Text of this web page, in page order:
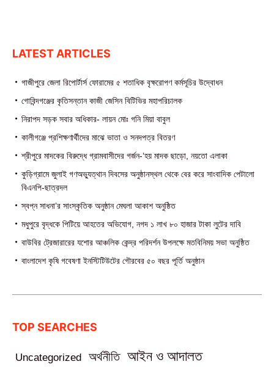
LATEST ARTICLES
গাজীপুরে জেলা রিপোর্টার্স ফোরামের ৫ শতাধিক বৃক্ষরোপণ কর্মসূচির উদ্বোধন
গোবিন্দগঞ্জের কৃতিসন্তান কাজী জেসিন বিটিভির মহাপরিচালক
নিরাপদ সড়ক সবার অধিকার- লায়ন মোঃ গনি মিয়া বাবুল
কালীগঞ্জে প্রশিক্ষণার্থীদের মাঝে ভাতা ও সনদপত্র বিতরণ
শ্রীপুরে মাদকের বিরুদ্ধে গ্রামবাসীদের গর্জন-‘হয় মাদক ছাড়ো, নয়তো এলাকা
কুড়িগ্রামে জুলাই গণঅভ্যুত্থান দিবসের অনুষ্ঠানস্থল থেকে বের করে সাংবাদিক পেটালো
বিএনপি-ছাত্রদল
স্বপ্ন সাধনা’র সাংস্কৃতিক অনুষ্ঠান মেঘলা আকাশ অনুষ্ঠিত
মধুপুরে বৃদ্ধকে পিটিয়ে আহতের অভিযোগ, নগদ ১ লাখ ৮০ হাজার টাকা লুটের দাবি
বাউবির ট্রেজারারের যশোর আঞ্চলিক কেন্দ্র পরিদর্শন উপলক্ষে মতবিনিময় সভা অনুষ্ঠিত
বাংলাদেশ কৃষি গবেষণা ইনস্টিটিউটের গৌরবের ৫০ বছর পূর্তি অনুষ্ঠান
TOP SEARCHES
Uncategorized অর্থনীতি আইন ও আদালত